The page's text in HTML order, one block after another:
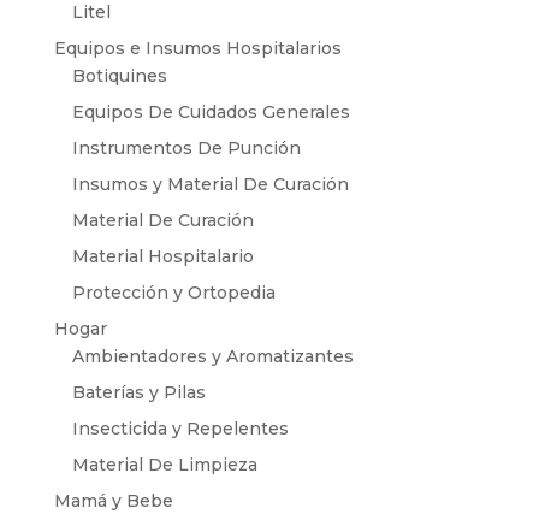
Litel
Equipos e Insumos Hospitalarios
Botiquines
Equipos De Cuidados Generales
Instrumentos De Punción
Insumos y Material De Curación
Material De Curación
Material Hospitalario
Protección y Ortopedia
Hogar
Ambientadores y Aromatizantes
Baterías y Pilas
Insecticida y Repelentes
Material De Limpieza
Mamá y Bebe